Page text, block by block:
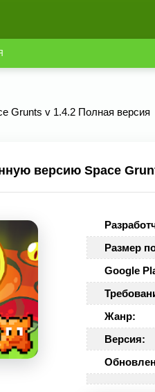
Grunts v 1.4.2 Полная версия
версию Space
Размер
Google
Жанр:
Версия: